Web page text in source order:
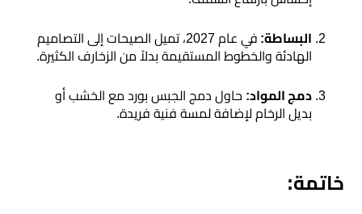
​البساطة:
في عام 2027، تميل الصيحات إلى التصاميم
الهادئة والخطوط المستقيمة بدلاً من الزخارف الكثيرة.
​دمج المواد: حاول دمج الجبس بورد مع الخشب أو
بديل الرخام لإضافة لمسة فنية فريدة.
​خاتمة: